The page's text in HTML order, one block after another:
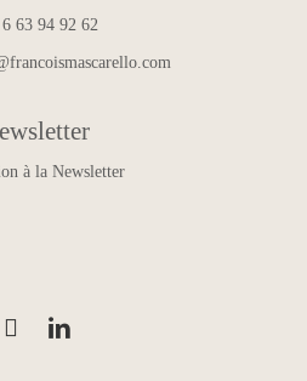
63 94 92 62
à la Newsletter